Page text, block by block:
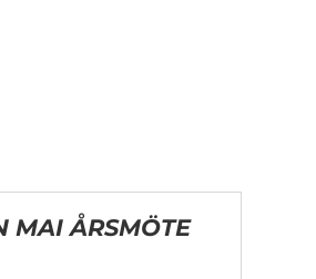
MAI ÅRSMÖTE